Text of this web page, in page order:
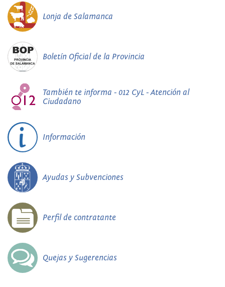
Lonja de Salamanca
Boletín Oficial de la Provincia
También te informa - 012 CyL - Atención al
Ciudadano
Información
Ayudas y Subvenciones
Perfil de contratante
Quejas y Sugerencias